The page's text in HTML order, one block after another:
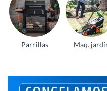
Parrillas Maq.